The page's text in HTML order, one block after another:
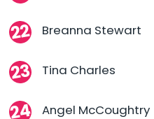
Breanna Stewart
Tina Charles
Angel McCoughtry